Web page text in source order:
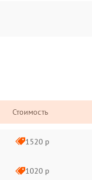
Стоимость
1520 р
1020 р